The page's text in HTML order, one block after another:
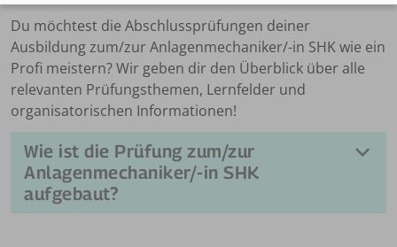
Du möchtest die Abschlussprüfungen deiner
Ausbildung zum/zur Anlagenmechaniker/-in SHK wie ein
Profi meistern? Wir geben dir den Überblick über alle
relevanten Prüfungsthemen, Lernfelder und
organisatorischen Informationen!
Wie ist die Prüfung zum/zur
Anlagenmechaniker/-in SHK
aufgebaut?